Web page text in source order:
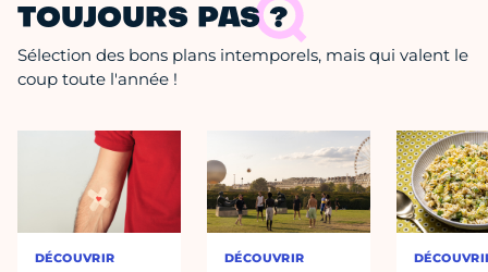
TOUJOURS PAS ?
Sélection des bons plans intemporels, mais qui valent le
coup toute l'année !
DÉCOUVRIR DÉCOUVRIR